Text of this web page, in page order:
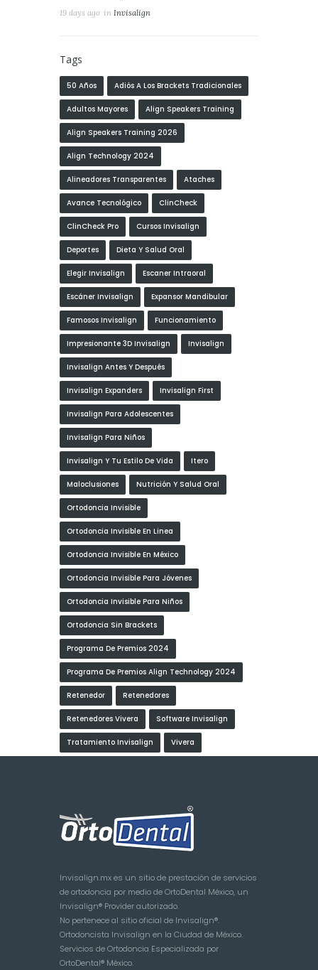
19 days ago in Invisalign
Tags
50 Años Adiós A Los Brackets Tradicionales
Adultos Mayores Align Speakers Training
Align Speakers Training 2026
Align Technology 2024
Alineadores Transparentes Ataches
Avance Tecnológico ClinCheck
ClinCheck Pro Cursos Invisalign
Deportes Dieta Y Salud Oral
Elegir Invisalign Escaner Intraoral
Escáner Invisalign Expansor Mandibular
Famosos Invisalign Funcionamiento
Impresionante 3D Invisalign Invisalign
Invisalign Antes Y Después
Invisalign Expanders Invisalign First
Invisalign Para Adolescentes
Invisalign Para Niños
Invisalign Y Tu Estilo De Vida Itero
Maloclusiones Nutrición Y Salud Oral
Ortodoncia Invisible
Ortodoncia Invisible En Linea
Ortodoncia Invisible En México
Ortodoncia Invisible Para Jóvenes
Ortodoncia Invisible Para Niños
Ortodoncia Sin Brackets
Programa De Premios 2024
Programa De Premios Align Technology 2024
Retenedor Retenedores
Retenedores Vivera Software Invisalign
Tratamiento Invisalign Vivera
Invisalign.mx es un sitio de prestación de servicios
de ortodoncia por medio de OrtoDental México, un
Invisalign® Provider autorizado.
No pertenece al sitio oficial de Invisalign®.
Ortodoncista Invisalign en la Ciudad de México.
Servicios de Ortodoncia Especializada por
OrtoDental® México.